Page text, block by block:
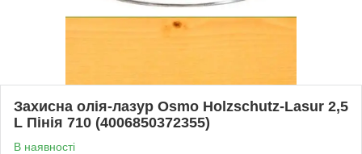
Захисна олія-лазур Osmo Holzschutz-Lasur 2,5
L Пінія 710 (4006850372355)
В наявності